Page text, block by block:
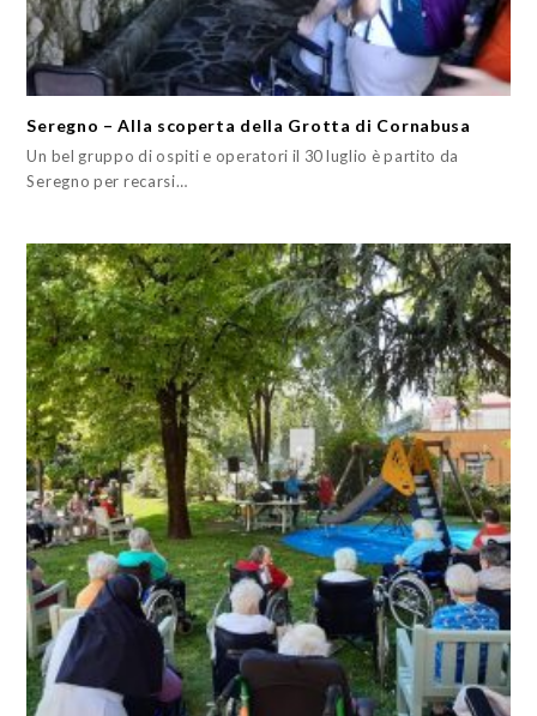
Seregno – Alla scoperta della Grotta di Cornabusa
Un bel gruppo di ospiti e operatori il 30 luglio è partito da
Seregno per recarsi…